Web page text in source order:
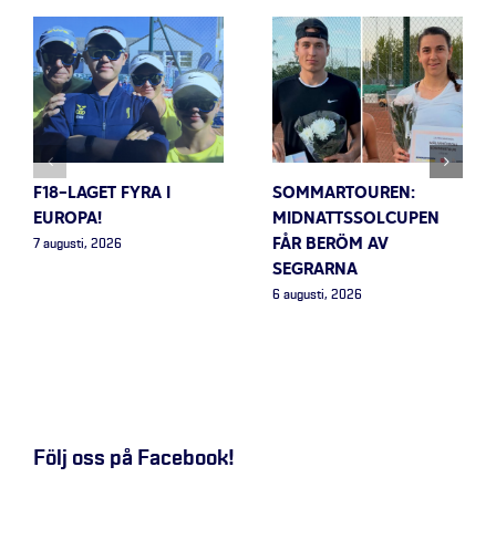
F18-LAGET FYRA I
EUROPA!
7 augusti, 2026
SOMMARTOUREN:
MIDNATTSSOLCUPEN
FÅR BERÖM AV
SEGRARNA
6 augusti, 2026
Följ oss på Facebook!